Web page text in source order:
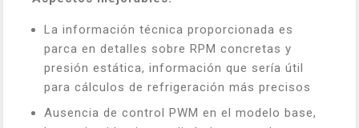
La información técnica proporcionada es
parca en detalles sobre RPM concretas y
presión estática, información que sería útil
para cálculos de refrigeración más precisos
Ausencia de control PWM en el modelo base,